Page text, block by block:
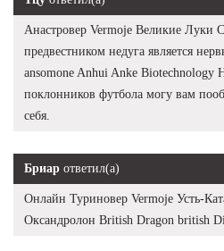
Анастровер Vermoje Великие Луки
предвестником недуга является
ansomone Anhui Anke Biotechnology
поклонников футбола могу вам
себя.
Бриар ответил(а)
Онлайн Туриновер Vermoje Усть-
Оксандролон British Dragon british